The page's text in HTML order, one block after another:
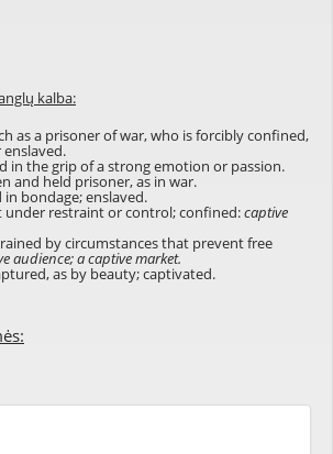
kalba:
as a prisoner of war, who is forcibly confined,
in the grip of a strong emotion or passion.
and held prisoner, as in war.
in bondage; enslaved.
under restraint or control; confined:captive
by circumstances that prevent free
audience; a captive market.
as by beauty; captivated.